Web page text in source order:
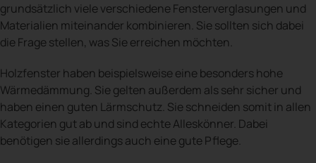
grundsätzlich viele verschiedene Fensterverglasungen und
Materialien miteinander kombinieren. Sie sollten sich dabei
die Frage stellen, was Sie erreichen möchten.
Holzfenster haben beispielsweise eine besonders hohe
Wärmedämmung. Sie gelten außerdem als sehr sicher und
haben einen guten Lärmschutz. Sie schneiden somit in allen
Kategorien gut ab und sind echte Alleskönner. Dabei
benötigen sie allerdings auch eine gute Pflege.